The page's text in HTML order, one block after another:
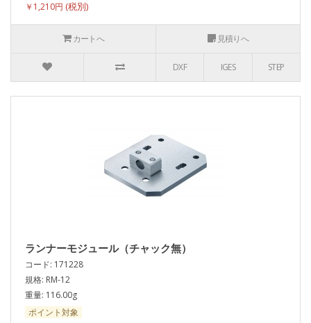
￥1,210円
カートへ 見積りへ
DXF IGES STEP
ランナーモジュール（チャック無）
コード: 171228
規格: RM-12
重量: 116.00g
ポイント対象